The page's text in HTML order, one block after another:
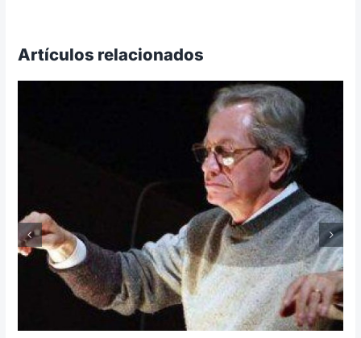
Artículos relacionados